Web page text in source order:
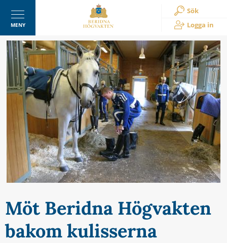
MENY
Sök
Logga in
Möt Beridna Högvakten
bakom kulisserna